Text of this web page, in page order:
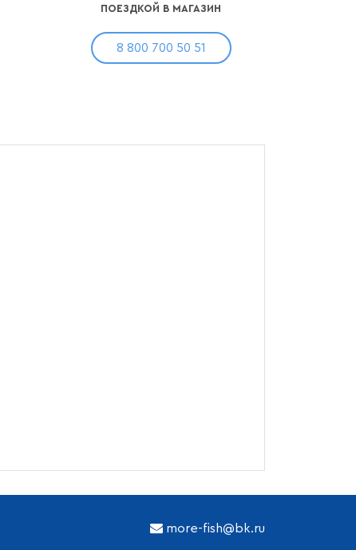
ПОЕЗДКОЙ В МАГАЗИН
8 800 700 50 51
more-fish@bk.ru